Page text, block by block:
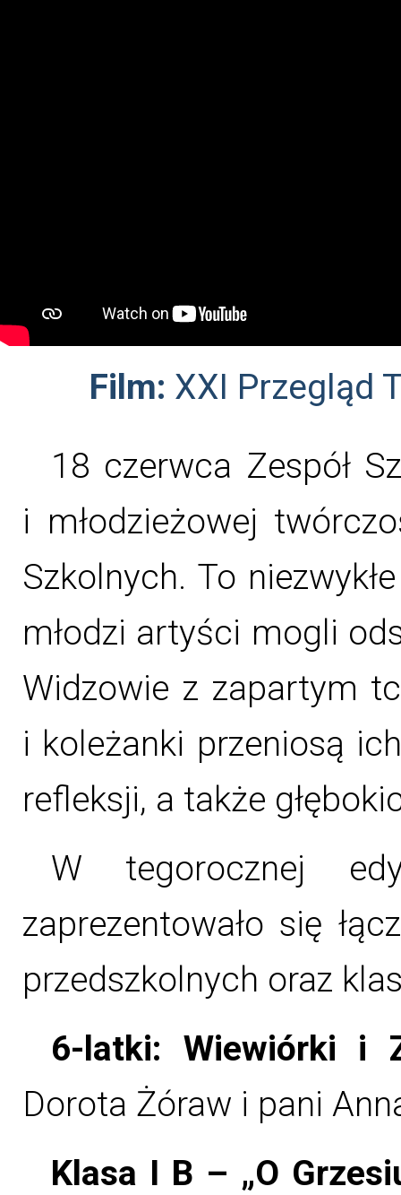
Film: XXI Przegląd
18 czerwca Zespół
i młodzieżowej
Szkolnych. To
młodzi artyści mogli
Widzowie z zapartym
i koleżanki przeniosą
refleksji, a także
W tegorocznej
zaprezentowało się
przedszkolnych oraz
6-latki: Wiewiórki i
Dorota Żóraw i pani
Klasa I B – „O